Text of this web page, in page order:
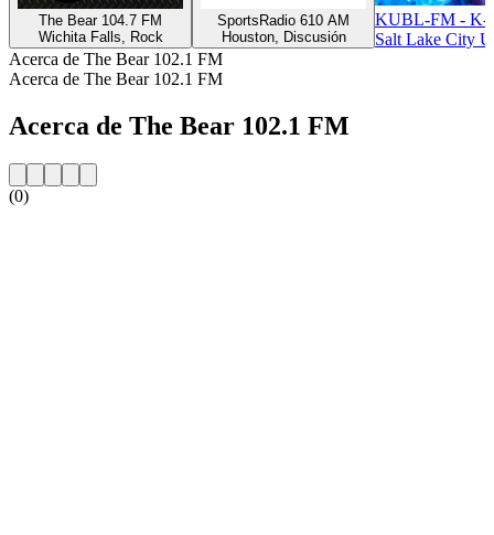
The Bear 104.7 FM
Wichita Falls, Rock
SportsRadio 610 AM
Houston, Discusión
KUBL-FM - K-
Salt Lake City
Acerca de The Bear 102.1 FM
Acerca de The Bear 102.1 FM
Acerca de The Bear 102.1 FM
(0)